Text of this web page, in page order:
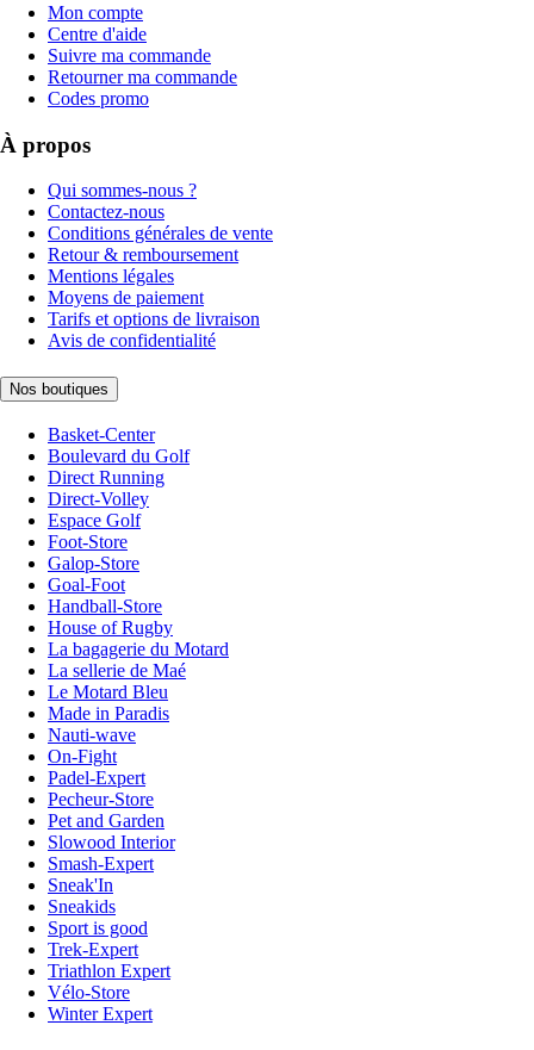
Mon compte
Centre d'aide
Suivre ma commande
Retourner ma commande
Codes promo
À propos
Qui sommes-nous ?
Contactez-nous
Conditions générales de vente
Retour & remboursement
Mentions légales
Moyens de paiement
Tarifs et options de livraison
Avis de confidentialité
Nos boutiques
Basket-Center
Boulevard du Golf
Direct Running
Direct-Volley
Espace Golf
Foot-Store
Galop-Store
Goal-Foot
Handball-Store
House of Rugby
La bagagerie du Motard
La sellerie de Maé
Le Motard Bleu
Made in Paradis
Nauti-wave
On-Fight
Padel-Expert
Pecheur-Store
Pet and Garden
Slowood Interior
Smash-Expert
Sneak'In
Sneakids
Sport is good
Trek-Expert
Triathlon Expert
Vélo-Store
Winter Expert